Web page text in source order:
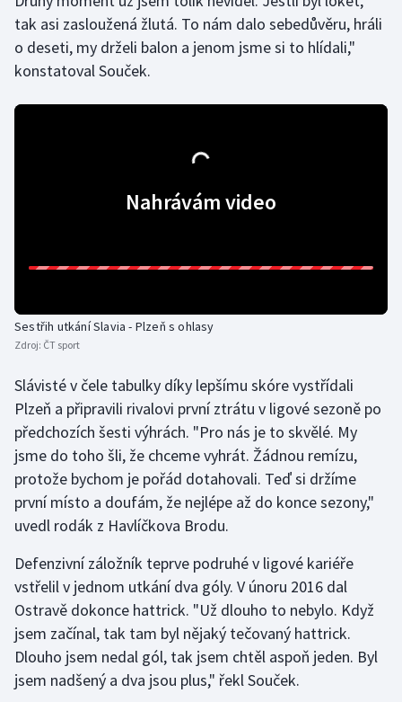
Stolní tenis
Triatlon
tak asi zasloužená žlutá. To nám dalo sebedůvěru, hráli
o deseti, my drželi balon a jenom jsme si to hlídali,"
konstatoval Souček.
Nahrávám video
Sestřih utkání Slavia - Plzeň s ohlasy
Zdroj: ČT sport
Slávisté v čele tabulky díky lepšímu skóre vystřídali
Plzeň a připravili rivalovi první ztrátu v ligové sezoně po
předchozích šesti výhrách. "Pro nás je to skvělé. My
jsme do toho šli, že chceme vyhrát. Žádnou remízu,
protože bychom je pořád dotahovali. Teď si držíme
první místo a doufám, že nejlépe až do konce sezony,"
uvedl rodák z Havlíčkova Brodu.
Defenzivní záložník teprve podruhé v ligové kariéře
vstřelil v jednom utkání dva góly. V únoru 2016 dal
Ostravě dokonce hattrick. "Už dlouho to nebylo. Když
jsem začínal, tak tam byl nějaký tečovaný hattrick.
Dlouho jsem nedal gól, tak jsem chtěl aspoň jeden. Byl
jsem nadšený a dva jsou plus," řekl Souček.